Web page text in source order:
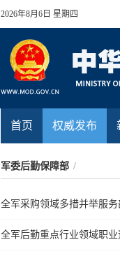
2026年8月6日 星期四
首页 权威发布
军委后勤保障部 /
全军采购领域多措并举服
全军后勤重点行业领域职